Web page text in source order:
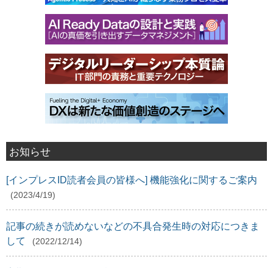
お知らせ
[インプレスID読者会員の皆様へ] 機能強化に関するご案内
(2023/4/19)
記事の続きが読めないなどの不具合発生時の対応につきま
して
(2022/12/14)